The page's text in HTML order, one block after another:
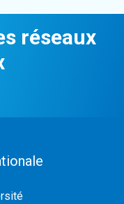
réseaux